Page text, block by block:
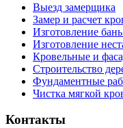
Выезд замерщика
Замер и расчет
Изготовление
Изготовление
Кровельные и
Строительство
Фундаментные
Чистка мягкой
Контакты